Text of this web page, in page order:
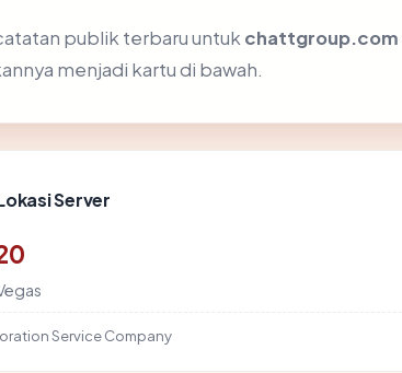
publik terbaru untuk chattgroup.com
menjadi kartu di bawah.
Server
Service Company